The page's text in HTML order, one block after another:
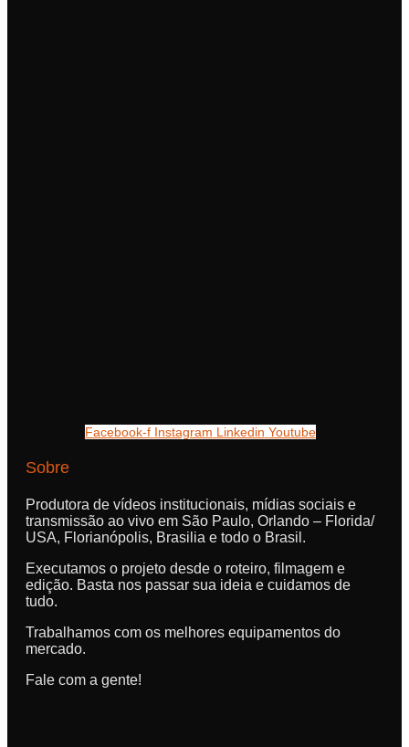
Facebook-f Instagram Linkedin Youtube
Sobre
Produtora de vídeos institucionais, mídias sociais e
transmissão ao vivo em São Paulo, Orlando – Florida/
USA, Florianópolis, Brasilia e todo o Brasil.
Executamos o projeto desde o roteiro, filmagem e
edição. Basta nos passar sua ideia e cuidamos de
tudo.
Trabalhamos com os melhores equipamentos do
mercado.
Fale com a gente!